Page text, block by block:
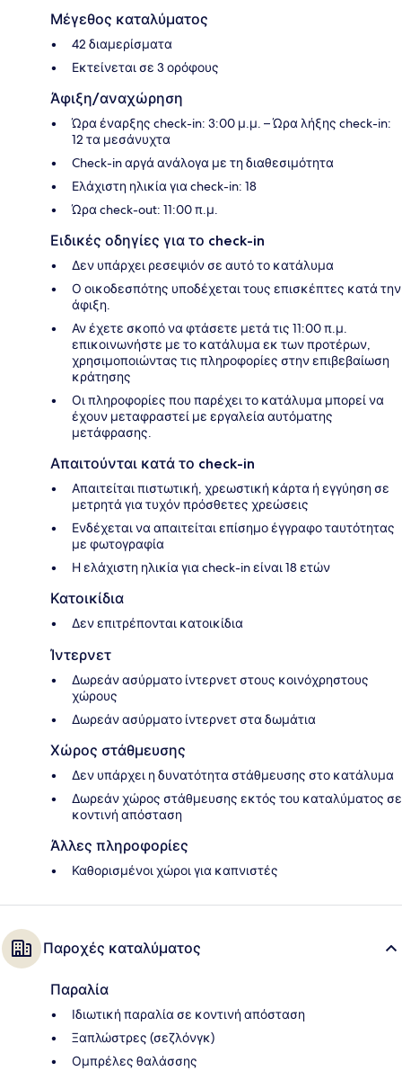
Μέγεθος καταλύματος
42 διαμερίσματα
Εκτείνεται σε 3 ορόφους
Άφιξη/αναχώρηση
Ώρα έναρξης check-in: 3:00 μ.μ. – Ώρα λήξης check-in:
12 τα μεσάνυχτα
Check-in αργά ανάλογα με τη διαθεσιμότητα
Ελάχιστη ηλικία για check-in: 18
Ώρα check-out: 11:00 π.μ.
Ειδικές οδηγίες για το check-in
Δεν υπάρχει ρεσεψιόν σε αυτό το κατάλυμα
Ο οικοδεσπότης υποδέχεται τους επισκέπτες κατά την
άφιξη.
Αν έχετε σκοπό να φτάσετε μετά τις 11:00 π.μ.
επικοινωνήστε με το κατάλυμα εκ των προτέρων,
χρησιμοποιώντας τις πληροφορίες στην επιβεβαίωση
κράτησης
Οι πληροφορίες που παρέχει το κατάλυμα μπορεί να
έχουν μεταφραστεί με εργαλεία αυτόματης
μετάφρασης.
Απαιτούνται κατά το check-in
Απαιτείται πιστωτική, χρεωστική κάρτα ή εγγύηση σε
μετρητά για τυχόν πρόσθετες χρεώσεις
Ενδέχεται να απαιτείται επίσημο έγγραφο ταυτότητας
με φωτογραφία
Η ελάχιστη ηλικία για check-in είναι 18 ετών
Κατοικίδια
Δεν επιτρέπονται κατοικίδια
Ίντερνετ
Δωρεάν ασύρματο ίντερνετ στους κοινόχρηστους
χώρους
Δωρεάν ασύρματο ίντερνετ στα δωμάτια
Χώρος στάθμευσης
Δεν υπάρχει η δυνατότητα στάθμευσης στο κατάλυμα
Δωρεάν χώρος στάθμευσης εκτός του καταλύματος σε
κοντινή απόσταση
Άλλες πληροφορίες
Καθορισμένοι χώροι για καπνιστές
Παροχές καταλύματος
Παραλία
Ιδιωτική παραλία σε κοντινή απόσταση
Ξαπλώστρες (σεζλόνγκ)
Ομπρέλες θαλάσσης